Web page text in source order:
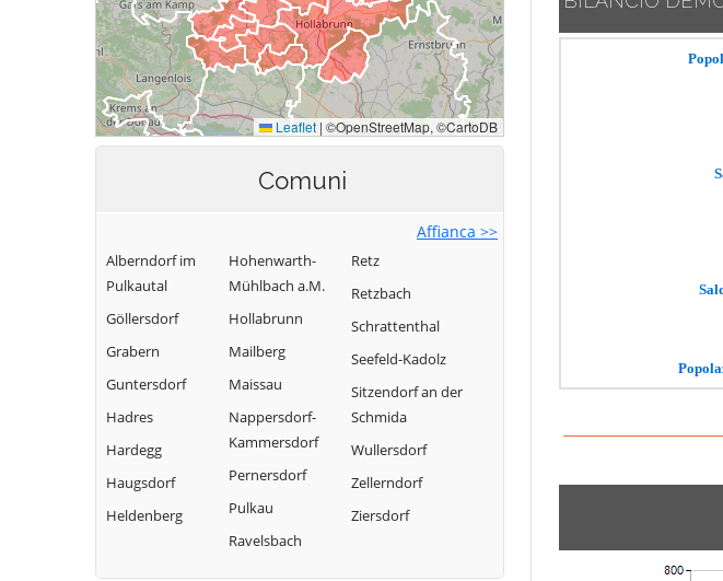
Comuni
Affianca >>
Alberndorf im
Pulkautal
Göllersdorf
Grabern
Guntersdorf
Hadres
Hardegg
Haugsdorf
Heldenberg
Hohenwarth-
Mühlbach a.M.
Hollabrunn
Mailberg
Maissau
Nappersdorf-
Kammersdorf
Pernersdorf
Pulkau
Ravelsbach
Retz
Retzbach
Schrattenthal
Seefeld-Kadolz
Sitzendorf an der
Schmida
Wullersdorf
Zellerndorf
Ziersdorf